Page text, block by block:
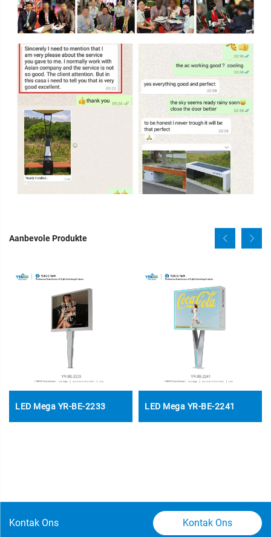
Aanbevole Produkte
LED Mega YR-BE-2233 LED Mega YR-BE-2241
Kontak Ons Kontak Ons